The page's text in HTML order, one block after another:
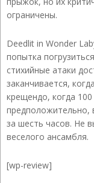
ограничены.
Deedlit in Wonder
попытка
стихийные атаки
заканчивается,
крещендо, когда
предположительно,
за шесть часов. Не
веселого ансамбля.
[wp-review]